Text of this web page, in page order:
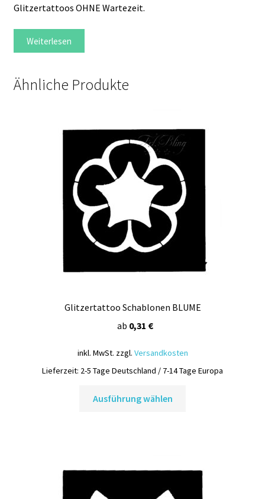
Glitzertattoos OHNE Wartezeit.
Weiterlesen
Ähnliche Produkte
Glitzertattoo Schablonen BLUME
ab 0,31 €
inkl. MwSt. zzgl. Versandkosten
Lieferzeit: 2-5 Tage Deutschland / 7-14 Tage Europa
Ausführung wählen
Optionen